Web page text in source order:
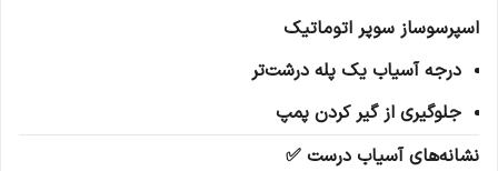
اسپرسوساز سوپر اتوماتیک
درجه آسیاب یک پله درشت‌تر
جلوگیری از گیر کردن پمپ
نشانه‌های آسیاب درست ✅